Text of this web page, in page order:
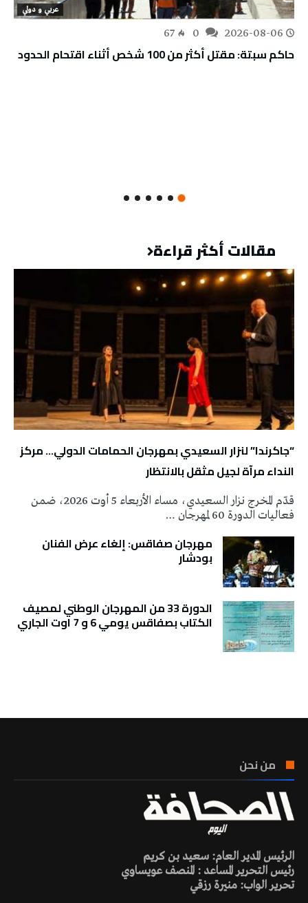
عربي و دولي
2026-08-06
67
حاكم سبتة: مقتل أكثر من 100 شخص أثناء اقتحام الحدود
مقالات أكثر قراءة
“جاكرندا” لنزار السعيدي بمهرجان الحمامات الدولي… مركز
النداء مرآة لجيل مثقل بالانتظار
قدّم المخرج نزار السعيدي، مساء الأربعاء 5 أوت 2026، ضمن
فعاليات الدورة 60 لمهرجان …
مهرجان صفاقس: إلغاء عرض الفنان
بودشار
الدورة 33 من المهرجان الوطني لمصيف
الكتاب بصفاقس يومي 6 و 7 اوت الجاري
من نحن
الرئيس المدير العام: سعيد بن كريم
رئيس التحرير المساعد : المنصف عويساوي
تحرير الواب: منيرة رزقي